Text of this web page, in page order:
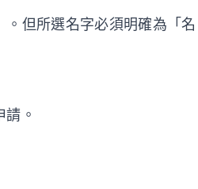
但所選名字必須明確為「名
。